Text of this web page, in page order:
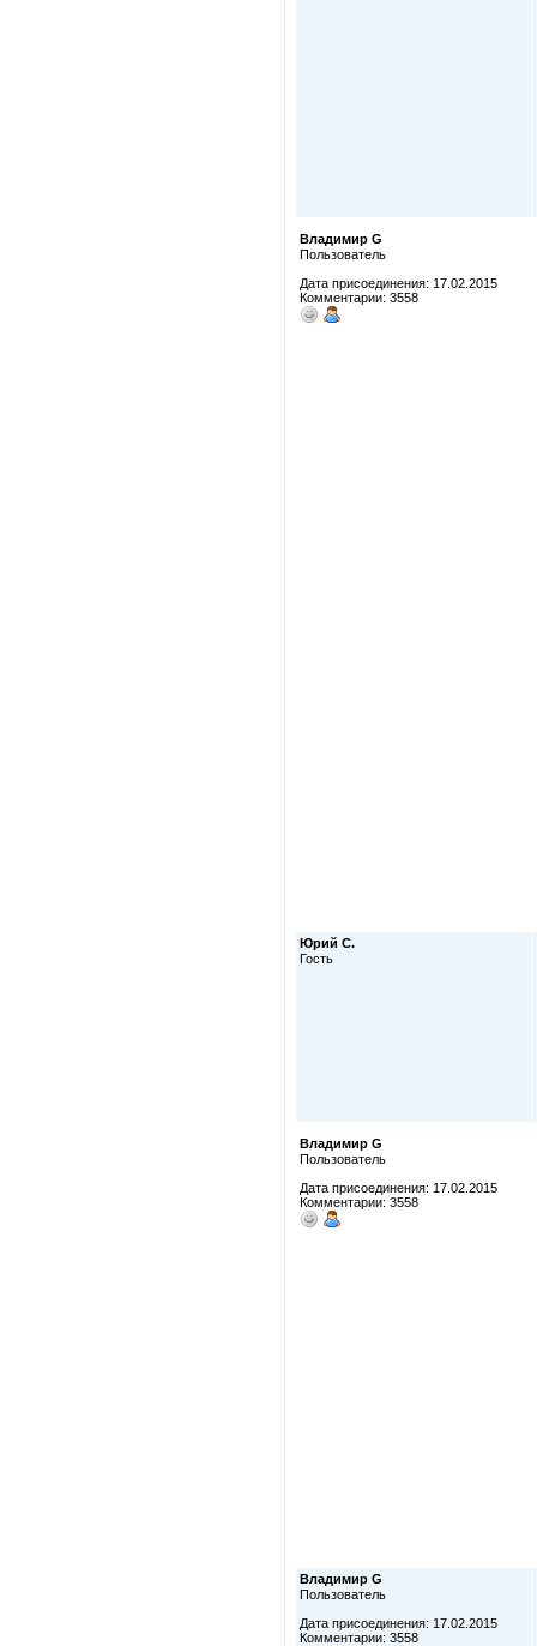
Владимир G
Пользователь
Дата присоединения: 17.02.2015
Комментарии: 3558
Юрий С.
Гость
Владимир G
Пользователь
Дата присоединения: 17.02.2015
Комментарии: 3558
Владимир G
Пользователь
Дата присоединения: 17.02.2015
Комментарии: 3558